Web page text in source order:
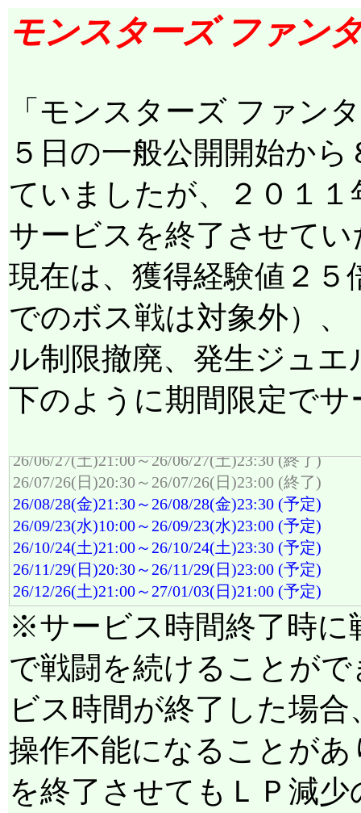
モンスターズ ファン
「モンスターズ ファン
５日の一般公開開始か
ていましたが、２０１
サービスを終了させて
現在は、獲得経験値２
でのボス戦は対象外）
ル制限撤廃、発生ジュ
下のように期間限定で
21/12/31(金)10:00～22/01/01(土)20:00 (終了)
22/12/23(金)20:00～23/01/01(日)20:00 (終了)
25/02/22(土)16:00～25/02/22(土)17:00 (終了)
25/03/16(日)20:30～25/03/16(日)23:00 (終了)
25/04/29(火)10:00～25/04/29(火)23:00 (終了)
25/05/23(金)21:30～25/05/23(金)23:30 (終了)
25/06/21(土)21:00～25/06/21(土)23:30 (終了)
25/07/27(日)20:30～25/07/27(日)23:00 (終了)
25/08/22(金)21:30～25/08/22(金)23:30 (終了)
25/09/23(火)10:00～25/09/23(火)23:00 (終了)
25/10/18(土)21:00～25/10/18(土)23:30 (終了)
25/11/16(日)20:30～25/11/16(日)23:00 (終了)
25/12/27(土)21:00～26/01/04(日)21:00 (終了)
26/02/28(土)21:00～26/02/28(土)23:30 (終了)
26/03/29(日)20:30～26/03/29(日)23:00 (終了)
26/04/29(水)10:00～26/04/29(水)23:00 (終了)
26/06/27(土)21:00～26/06/27(土)23:30 (終了)
26/07/26(日)20:30～26/07/26(日)23:00 (終了)
26/08/28(金)21:30～26/08/28(金)23:30 (予定)
26/09/23(水)10:00～26/09/23(水)23:00 (予定)
26/10/24(土)21:00～26/10/24(土)23:30 (予定)
26/11/29(日)20:30～26/11/29(日)23:00 (予定)
26/12/26(土)21:00～27/01/03(日)21:00 (予定)
※サービス時間終了時に
で戦闘を続けることが
ビス時間が終了した場
操作不能になることが
を終了させてもＬＰ減